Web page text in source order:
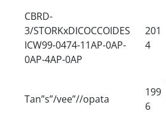
CBRD-
3/STORKxDICOCCOIDES
ICW99-0474-11AP-0AP-
0AP-4AP-0AP
201
4
Tan”s”/vee”//opata
199
6